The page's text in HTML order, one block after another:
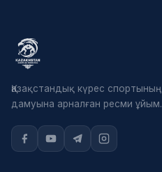
Қазақстандық күрес спортының
дамуына арналған ресми ұйым.